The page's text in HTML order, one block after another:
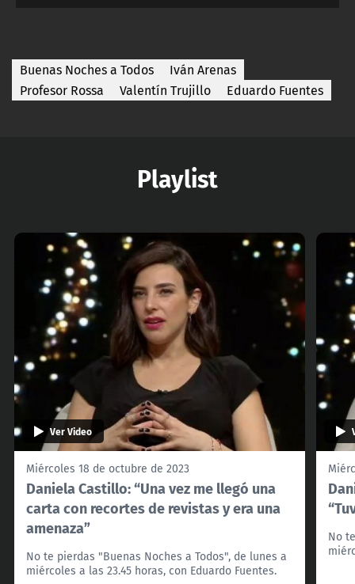
Buenas Noches a Todos
Iván Arenas
Profesor Rossa
Valentín Trujillo Eduardo Fuentes
Playlist
Ver Video
Miércoles 18 de octubre de 2023
Daniela Castillo: “Una vez me llegó una
carta con recortes de revistas y era una
amenaza”
No te pierdas "Buenas Noches a Todos", de lunes a
miércoles a las 23.45 horas, con Eduardo Fuentes.
No